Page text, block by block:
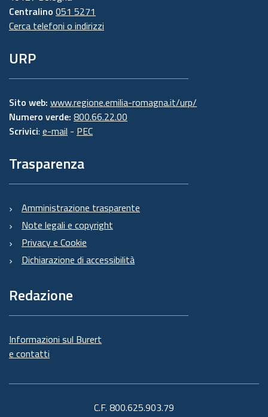
Centralino 051 5271
Cerca telefoni o indirizzi
URP
Sito web: www.regione.emilia-romagna.it/urp/
Numero verde: 800.66.22.00
Scrivici: e-mail - PEC
Trasparenza
Amministrazione trasparente
Note legali e copyright
Privacy e Cookie
Dichiarazione di accessibilità
Redazione
Informazioni sul Burert
e contatti
C.F. 800.625.903.79